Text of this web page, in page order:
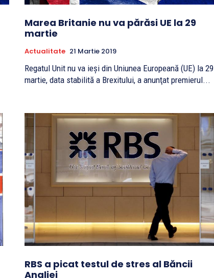
Marea Britanie nu va părăsi UE la 29
martie
Actualitate 21 Martie 2019
Regatul Unit nu va ieşi din Uniunea Europeană (UE) la 29
martie, data stabilită a Brexitului, a anunţat premierul...
RBS a picat testul de stres al Băncii
Angliei